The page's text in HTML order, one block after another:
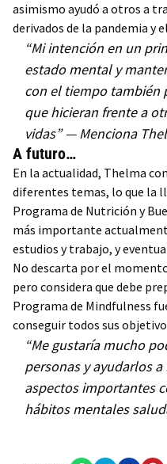
asimismo ayudó a otros a
derivados de la pandemia y
“Mi intención en un
estado mental y
con el tiempo también
que hicieran frente a
vidas” — Menciona
A futuro…
En la actualidad, Thelma
diferentes temas, lo que la
Programa de Nutrición y
más importante
estudios y trabajo, y
No descarta por el
pero considera que debe
Programa de Mindfulness
conseguir todos sus
“Me gustaría mucho
personas y ayudarlos
aspectos importantes
hábitos mentales